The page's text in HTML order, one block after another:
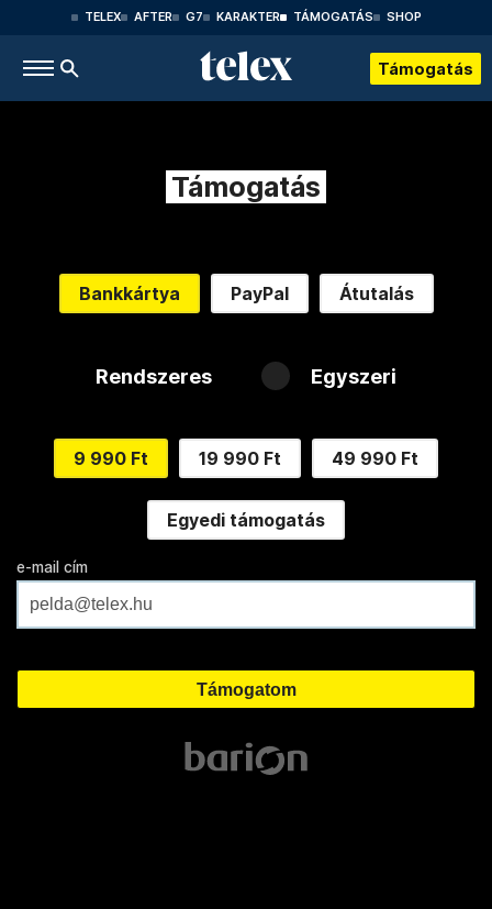
TELEX AFTER G7 KARAKTER TÁMOGATÁS SHOP
Támogatás
Támogatás
Bankkártya PayPal Átutalás
Rendszeres Egyszeri
9 990 Ft 19 990 Ft 49 990 Ft
Egyedi támogatás
e-mail cím